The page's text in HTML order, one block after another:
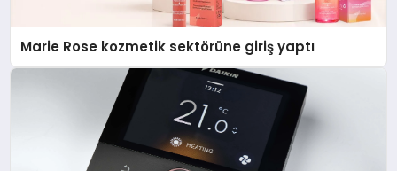
Marie Rose kozmetik sektörüne giriş yaptı